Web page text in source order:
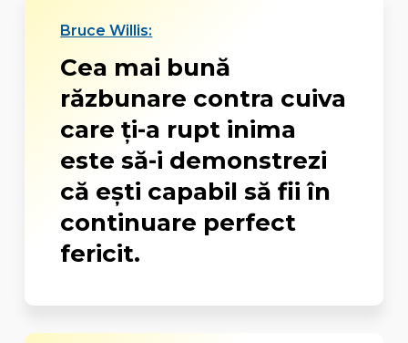
Bruce Willis:
Cea mai bună
răzbunare contra cuiva
care ţi-a rupt inima
este să-i demonstrezi
că eşti capabil să fii în
continuare perfect
fericit.